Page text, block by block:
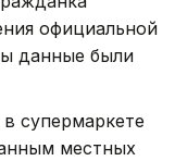
официальной
данные были
супермаркете
местных